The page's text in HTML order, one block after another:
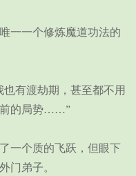
一个修炼魔道功法的
有渡劫期，甚至都不用
前的局势……”
个质的飞跃，但眼下
门弟子。